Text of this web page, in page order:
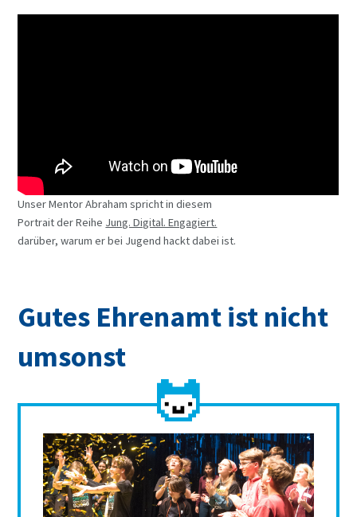
Unser Mentor Abraham spricht in diesem
Portrait der Reihe Jung. Digital. Engagiert.
darüber, warum er bei Jugend hackt dabei ist.
Gutes Ehrenamt ist nicht
umsonst